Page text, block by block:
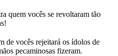
quem vocês se revoltaram tão
de vocês rejeitará os ídolos de
pecaminosas fizeram.